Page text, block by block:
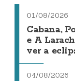
01/08/2026
Cabana,
e A
ver a
04/08/2026